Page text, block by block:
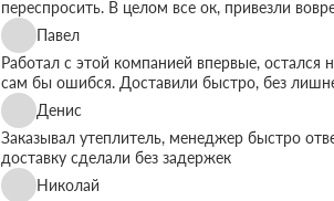
переспросить. В целом все ок, привезли
Павел
Работал с этой компанией впервые,
сам бы ошибся. Доставили быстро, без
Денис
Заказывал утеплитель, менеджер быстро
доставку сделали без задержек
Николай